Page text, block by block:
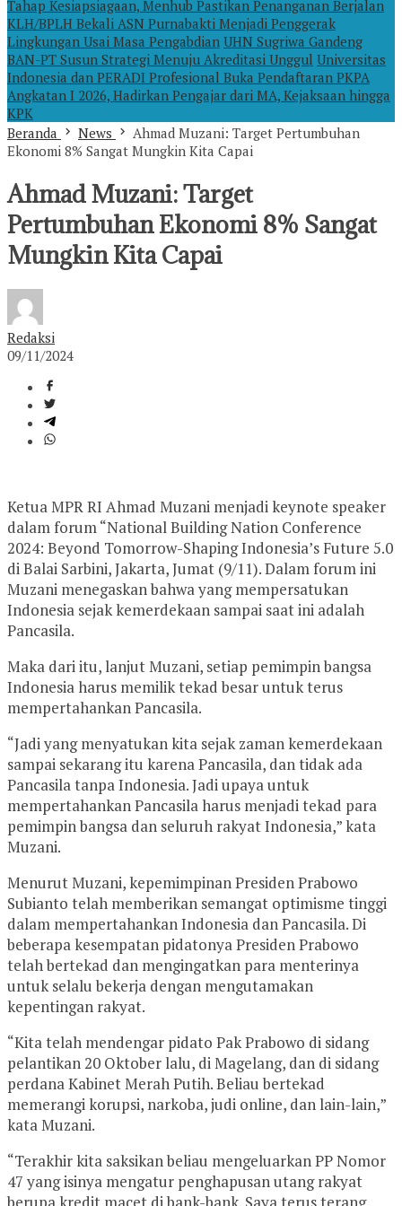
Tahap Kesiapsiagaan, Menhub Pastikan Penanganan Berjalan
KLH/BPLH Bekali ASN Purnabakti Menjadi Penggerak
Lingkungan Usai Masa Pengabdian UHN Sugriwa Gandeng
BAN-PT Susun Strategi Menuju Akreditasi Unggul Universitas
Indonesia dan PERADI Profesional Buka Pendaftaran PKPA
Angkatan I 2026, Hadirkan Pengajar dari MA, Kejaksaan hingga
KPK
Beranda
News
Ahmad Muzani: Target Pertumbuhan
Ekonomi 8% Sangat Mungkin Kita Capai
Ahmad Muzani: Target
Pertumbuhan Ekonomi 8% Sangat
Mungkin Kita Capai
Redaksi
09/11/2024
Ketua MPR RI Ahmad Muzani menjadi keynote speaker
dalam forum “National Building Nation Conference
2024: Beyond Tomorrow-Shaping Indonesia’s Future 5.0
di Balai Sarbini, Jakarta, Jumat (9/11). Dalam forum ini
Muzani menegaskan bahwa yang mempersatukan
Indonesia sejak kemerdekaan sampai saat ini adalah
Pancasila.
Maka dari itu, lanjut Muzani, setiap pemimpin bangsa
Indonesia harus memilik tekad besar untuk terus
mempertahankan Pancasila.
“Jadi yang menyatukan kita sejak zaman kemerdekaan
sampai sekarang itu karena Pancasila, dan tidak ada
Pancasila tanpa Indonesia. Jadi upaya untuk
mempertahankan Pancasila harus menjadi tekad para
pemimpin bangsa dan seluruh rakyat Indonesia,” kata
Muzani.
Menurut Muzani, kepemimpinan Presiden Prabowo
Subianto telah memberikan semangat optimisme tinggi
dalam mempertahankan Indonesia dan Pancasila. Di
beberapa kesempatan pidatonya Presiden Prabowo
telah bertekad dan mengingatkan para menterinya
untuk selalu bekerja dengan mengutamakan
kepentingan rakyat.
“Kita telah mendengar pidato Pak Prabowo di sidang
pelantikan 20 Oktober lalu, di Magelang, dan di sidang
perdana Kabinet Merah Putih. Beliau bertekad
memerangi korupsi, narkoba, judi online, dan lain-lain,”
kata Muzani.
“Terakhir kita saksikan beliau mengeluarkan PP Nomor
47 yang isinya mengatur penghapusan utang rakyat
berupa kredit macet di bank-bank. Saya terus terang